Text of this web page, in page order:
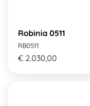
Robinia 0511
RB0511
€ 2.030,00